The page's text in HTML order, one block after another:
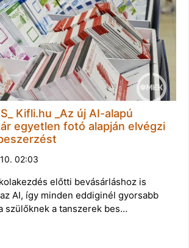
Kifli.hu _Az új AI-alapú
egyetlen fotó alapján elvégzi
02:03
előtti bevásárláshoz is
AI, így minden eddiginél gyorsabb
szülőknek a tanszerek bes…